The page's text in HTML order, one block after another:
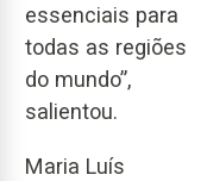
essenciais para
todas as regiões
do mundo”,
salientou.
Maria Luís